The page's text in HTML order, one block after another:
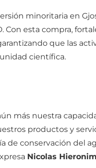
minoritaria en
Con esta compra,
que las
científica.
más nuestra
productos y
de conservación del
Nicolas